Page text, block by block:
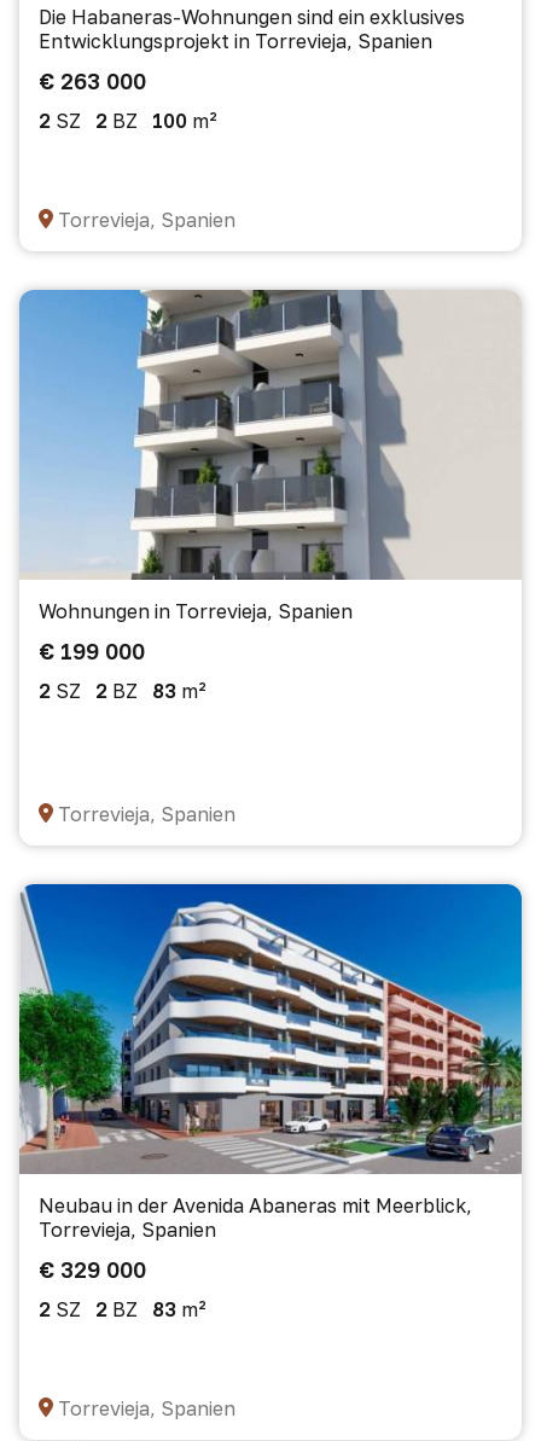
Die Habaneras-Wohnungen sind ein exklusives
Entwicklungsprojekt in Torrevieja, Spanien
€ 263 000
2 SZ 2 BZ 100 m²
Torrevieja, Spanien
Wohnungen in Torrevieja, Spanien
€ 199 000
2 SZ 2 BZ 83 m²
Torrevieja, Spanien
Neubau in der Avenida Abaneras mit Meerblick,
Torrevieja, Spanien
€ 329 000
2 SZ 2 BZ 83 m²
Torrevieja, Spanien